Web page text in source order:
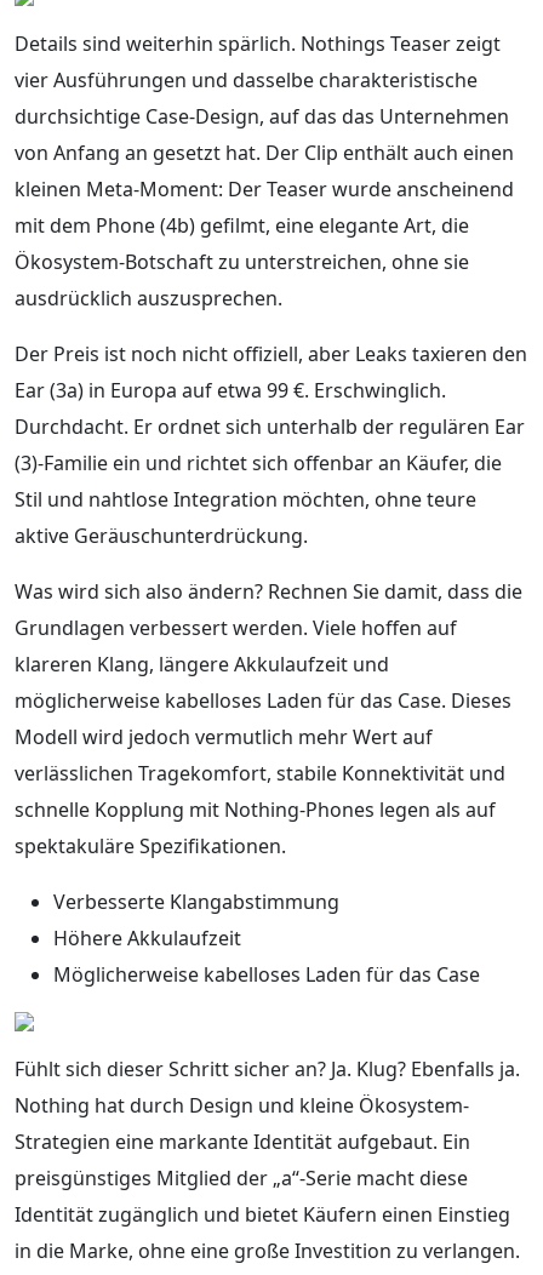
Details sind weiterhin spärlich. Nothings Teaser zeigt
vier Ausführungen und dasselbe charakteristische
durchsichtige Case-Design, auf das das Unternehmen
von Anfang an gesetzt hat. Der Clip enthält auch einen
kleinen Meta-Moment: Der Teaser wurde anscheinend
mit dem Phone (4b) gefilmt, eine elegante Art, die
Ökosystem-Botschaft zu unterstreichen, ohne sie
ausdrücklich auszusprechen.
Der Preis ist noch nicht offiziell, aber Leaks taxieren den
Ear (3a) in Europa auf etwa 99 €. Erschwinglich.
Durchdacht. Er ordnet sich unterhalb der regulären Ear
(3)-Familie ein und richtet sich offenbar an Käufer, die
Stil und nahtlose Integration möchten, ohne teure
aktive Geräuschunterdrückung.
Was wird sich also ändern? Rechnen Sie damit, dass die
Grundlagen verbessert werden. Viele hoffen auf
klareren Klang, längere Akkulaufzeit und
möglicherweise kabelloses Laden für das Case. Dieses
Modell wird jedoch vermutlich mehr Wert auf
verlässlichen Tragekomfort, stabile Konnektivität und
schnelle Kopplung mit Nothing-Phones legen als auf
spektakuläre Spezifikationen.
Verbesserte Klangabstimmung
Höhere Akkulaufzeit
Möglicherweise kabelloses Laden für das Case
Fühlt sich dieser Schritt sicher an? Ja. Klug? Ebenfalls ja.
Nothing hat durch Design und kleine Ökosystem-
Strategien eine markante Identität aufgebaut. Ein
preisgünstiges Mitglied der „a“-Serie macht diese
Identität zugänglich und bietet Käufern einen Einstieg
in die Marke, ohne eine große Investition zu verlangen.